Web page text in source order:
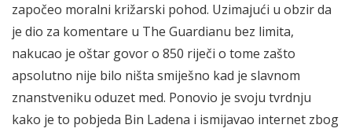
započeo moralni križarski pohod. Uzimajući u obzir da
je dio za komentare u The Guardianu bez limita,
nakucao je oštar govor o 850 riječi o tome zašto
apsolutno nije bilo ništa smiješno kad je slavnom
znanstveniku oduzet med. Ponovio je svoju tvrdnju
kako je to pobjeda Bin Ladena i ismijavao internet zbog